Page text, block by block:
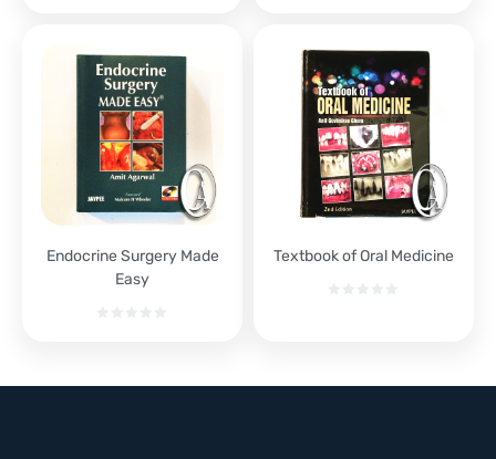
Endocrine Surgery Made
Easy
Textbook of Oral Medicine